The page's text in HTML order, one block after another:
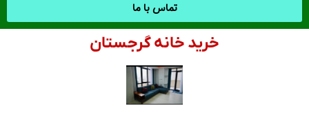
تماس با ما
خرید خانه گرجستان